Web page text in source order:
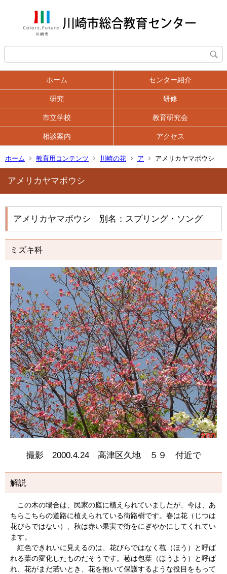
ホーム センター紹介
研究 研修
市立学校 教育研究会
相談案内 アクセス
ホーム 教育用コンテンツ 川崎の花 ア アメリカヤマボウシ
アメリカヤマボウシ
アメリカヤマボウシ 別名：スプリング・ソング
ミズキ科
撮影 2000.4.24 高津区久地 ５９ 付近で
解説
この木の場合は、民家の庭に植えられていましたが、今は、あ
ちらこちらの道路に植えられている街路樹です。春は花（じつは
花びらではない）、秋は赤い果実で街をにぎやかにしてくれてい
ます。
紅色できれいに見えるのは、花びらではなく苞（ほう）と呼ば
れる葉の変化したものだそうです。苞は包葉（ほうよう）と呼ば
れ、花がまだ若いとき、花を抱いて保護するような役目をもって